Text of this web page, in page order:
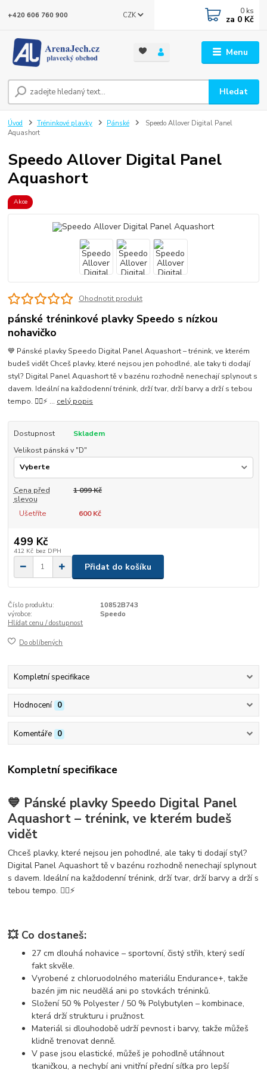
Menu
CZK
Hledat
+420 606 760 900 0 ks
za 0 Kč
Úvod Tréninkové plavky Pánské
Speedo Allover Digital Panel
Aquashort
Speedo Allover Digital Panel
Aquashort
Akce
Ohodnotit produkt
pánské tréninkové plavky Speedo s nízkou
nohavičko
💙 Pánské plavky Speedo Digital Panel Aquashort – trénink, ve kterém
budeš vidět Chceš plavky, které nejsou jen pohodlné, ale taky ti dodají
styl? Digital Panel Aquashort tě v bazénu rozhodně nenechají splynout s
davem. Ideální na každodenní trénink, drží tvar, drží barvy a drží s tebou
tempo. 🏊‍♂️⚡ ... celý popis
Dostupnost
Skladem
Velikost pánská v "D"
Cena před
slevou
1 099 Kč
Ušetříte 600 Kč
499 Kč
412 Kč bez DPH
Přidat do košíku
Číslo produktu:
10852B743
výrobce:
Speedo
Hlídat cenu / dostupnost
Do oblíbených
Kompletní specifikace
Hodnocení 0
Komentáře 0
Kompletní specifikace
💙 Pánské plavky Speedo Digital Panel
Aquashort – trénink, ve kterém budeš
vidět
Chceš plavky, které nejsou jen pohodlné, ale taky ti dodají styl?
Digital Panel Aquashorttě v bazénu rozhodně nenechají splynout
s davem. Ideální na každodenní trénink, drží tvar, drží barvy a drží s
tebou tempo. 🏊‍♂️⚡
💥 Co dostaneš:
27 cm dlouhá nohavice – sportovní, čistý střih, který sedí
fakt skvěle.
Vyrobené zchloruodolného materiálu Endurance+, takže
bazén jim nic neudělá ani po stovkách tréninků.
Složení 50 % Polyester / 50 % Polybutylen – kombinace,
která drží strukturu i pružnost.
Materiál si dlouhodobě udržípevnost i barvy, takže můžeš
klidně trenovat denně.
V pase jsouelastické, můžeš je pohodlně utáhnout
tkaničkou, a nechybí anivnitřní přední síťka pro lepší